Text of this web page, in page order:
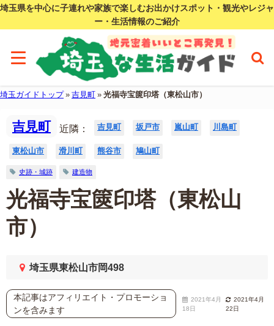
埼玉県を中心に子連れや家族で楽しむお出かけスポット・観光やレジャ
ー・生活情報のご紹介
埼玉ガイドトップ» 吉見町 » 光福寺宝篋印塔（東松山市）
吉見町 近隣： 吉見町 坂戸市 嵐山町 川島町
東松山市 滑川町 熊谷市 鳩山町
史跡・城跡 建造物
光福寺宝篋印塔（東松山
市）
埼玉県東松山市岡498
本記事はアフィリエイト・プロモーショ
ンを含みます
2021年4月
18日
2021年4月
22日